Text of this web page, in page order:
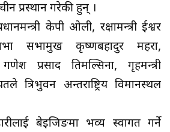
प्रस्थान गरेकी हुन् ।
केपी ओली, रक्षामन्त्री ईश्वर
सभामुख कृष्णबहादुर महरा,
गणेश प्रसाद तिमल्सिना, गृहमन्त्री
त्रिभुवन अन्तराष्ट्रिय विमानस्थल
बेइजिङमा भव्य स्वागत गर्ने